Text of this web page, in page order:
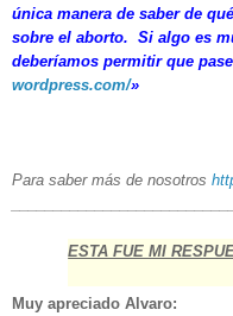
única manera de saber de
sobre el aborto. Si algo es
deberíamos permitir que
wordpress.com/»
​Para saber más de nosotros
ESTA FUE MI
Muy apreciado Alvaro: